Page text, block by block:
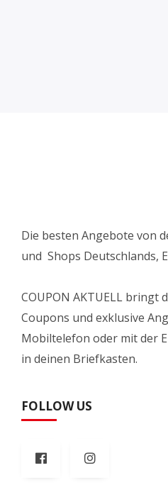
Die besten Angebote von
und Shops Deutschlands,
COUPON AKTUELL bringt
Coupons und exklusive
Mobiltelefon oder mit der
in deinen Briefkasten.
FOLLOW US